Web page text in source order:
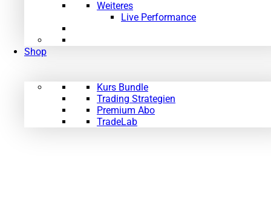
Weiteres
Live Performance
Shop
Kurs Bundle
Trading Strategien
Premium Abo
TradeLab